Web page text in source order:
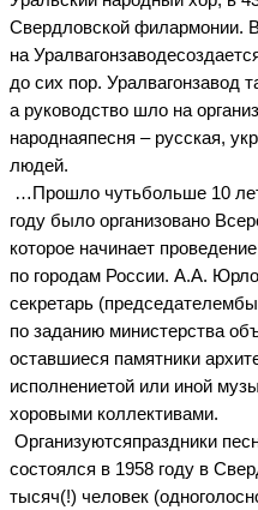
Свердловской филармонии.
на
до сих пор. Уралвагонзавод
а руководство шло на
народнаяпесня – русская,
людей.
…Прошло чутьбольше 10
году было организовано
которое начинает
по городам России. А.А.
секретарь
по заданию министерства
оставшиеся памятники
исполнениетой или иной
хоровыми коллективами.
Организуютсяпраздники
состоялся в 1958 году в
тысяч(!) человек